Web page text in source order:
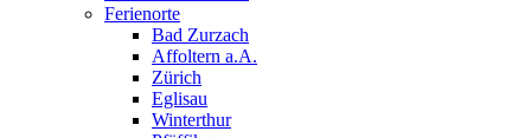
Ferienorte
Bad Zurzach
Affoltern a.A.
Zürich
Eglisau
Winterthur